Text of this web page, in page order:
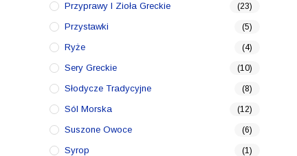
Przyprawy I Zioła Greckie (23)
Przystawki (5)
Ryże (4)
Sery Greckie (10)
Słodycze Tradycyjne (8)
Sól Morska (12)
Suszone Owoce (6)
Syrop (1)